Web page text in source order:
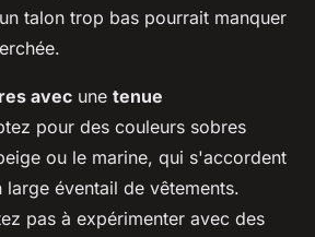
talon trop bas pourrait manquer
avec une tenue
pour des couleurs sobres
ou le marine, qui s'accordent
éventail de vêtements.
pas à expérimenter avec des